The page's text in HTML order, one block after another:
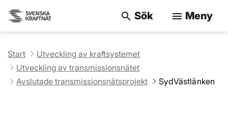
search Sök menu Meny
Start
Utveckling av kraftsystemet
Utveckling av transmissionsnätet
Avslutade transmissionsnätsprojekt
SydVästlänken